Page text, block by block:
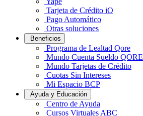
Tarjeta de Crédito iO
Pago Automático
Otras soluciones
Beneficios
Programa de Lealtad Qore
Mundo Cuenta Sueldo QORE
Mundo Tarjetas de Crédito
Cuotas Sin Intereses
Mi Espacio BCP
Ayuda y Educación
Centro de Ayuda
Cursos Virtuales ABC